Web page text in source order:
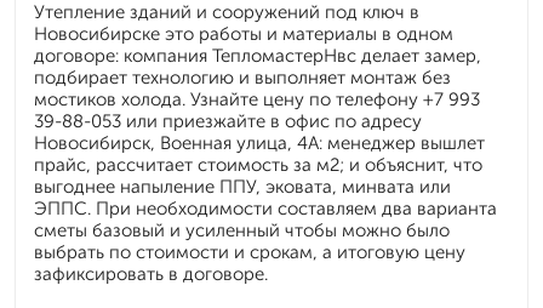
Утепление зданий и сооружений под ключ в
Новосибирске это работы и материалы в одном
договоре: компания ТепломастерНвс делает замер,
подбирает технологию и выполняет монтаж без
мостиков холода. Узнайте цену по телефону +7 993
39-88-053 или приезжайте в офис по адресу
Новосибирск, Военная улица, 4А: менеджер вышлет
прайс, рассчитает стоимость за м2; и объяснит, что
выгоднее напыление ППУ, эковата, минвата или
ЭППС. При необходимости составляем два варианта
сметы базовый и усиленный чтобы можно было
выбрать по стоимости и срокам, а итоговую цену
зафиксировать в договоре.